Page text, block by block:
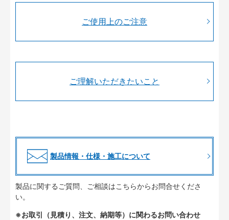
ご使用上のご注意
ご理解いただきたいこと
製品情報・仕様・施工について
製品に関するご質問、ご相談はこちらからお問合せくださ
い。
※お取引（見積り、注文、納期等）に関わるお問い合わせ